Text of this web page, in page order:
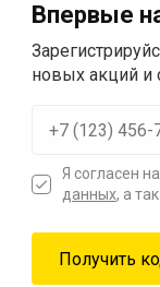
Впервые
новых акций
Я согласен на
данных, а